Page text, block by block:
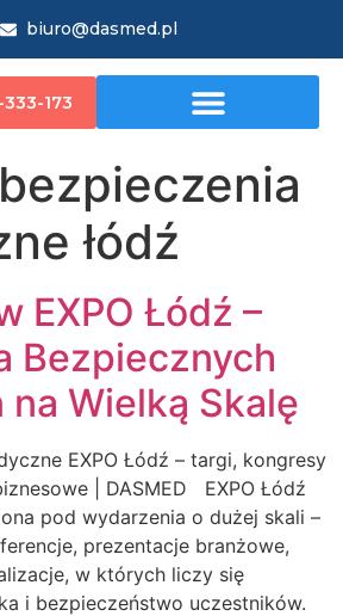
biuro@dasmed.pl
333-173
łódź
EXPO Łódź –
Bezpiecznych
Wielką Skalę
EXPO Łódź – targi, kongresy
| DASMED EXPO Łódź
pod wydarzenia o dużej skali –
prezentacje branżowe,
w których liczy się
i bezpieczeństwo uczestników.